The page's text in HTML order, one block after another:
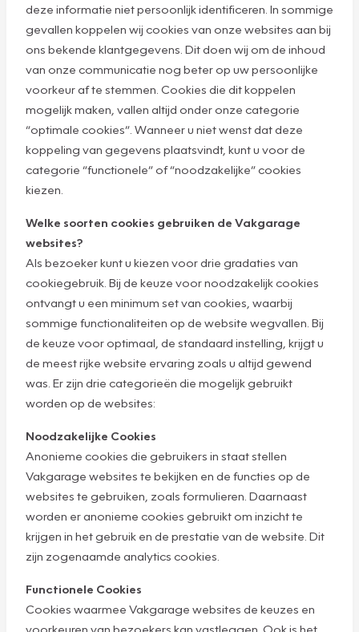
deze informatie niet persoonlijk identificeren. In sommige
gevallen koppelen wij cookies van onze websites aan bij
ons bekende klantgegevens. Dit doen wij om de inhoud
van onze communicatie nog beter op uw persoonlijke
voorkeur af te stemmen. Cookies die dit koppelen
mogelijk maken, vallen altijd onder onze categorie
“optimale cookies”. Wanneer u niet wenst dat deze
koppeling van gegevens plaatsvindt, kunt u voor de
categorie “functionele” of “noodzakelijke” cookies
kiezen.
Welke soorten cookies gebruiken de Vakgarage
websites?
Als bezoeker kunt u kiezen voor drie gradaties van
cookiegebruik. Bij de keuze voor noodzakelijk cookies
ontvangt u een minimum set van cookies, waarbij
sommige functionaliteiten op de website wegvallen. Bij
de keuze voor optimaal, de standaard instelling, krijgt u
de meest rijke website ervaring zoals u altijd gewend
was. Er zijn drie categorieën die mogelijk gebruikt
worden op de websites:
Noodzakelijke Cookies
Anonieme cookies die gebruikers in staat stellen
Vakgarage websites te bekijken en de functies op de
websites te gebruiken, zoals formulieren. Daarnaast
worden er anonieme cookies gebruikt om inzicht te
krijgen in het gebruik en de prestatie van de website. Dit
zijn zogenaamde analytics cookies.
Functionele Cookies
Cookies waarmee Vakgarage websites de keuzes en
voorkeuren van bezoekers kan vastleggen. Ook is het